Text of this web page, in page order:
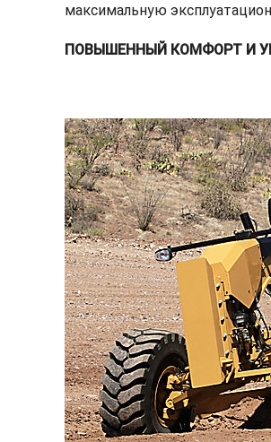
максимальную
ПОВЫШЕННЫЙ КОМФОРТ И